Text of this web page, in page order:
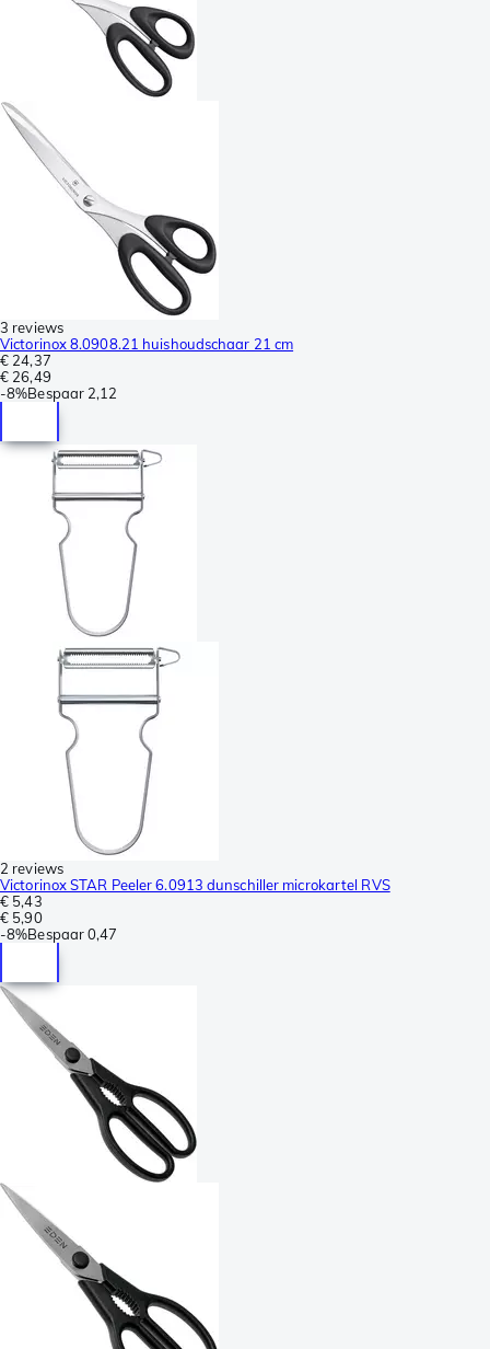
3 reviews
Victorinox 8.0908.21 huishoudschaar 21 cm
€ 24,37
€ 26,49
-8%Bespaar 2,12
2 reviews
Victorinox STAR Peeler 6.0913 dunschiller microkartel RVS
€ 5,43
€ 5,90
-8%Bespaar0,47